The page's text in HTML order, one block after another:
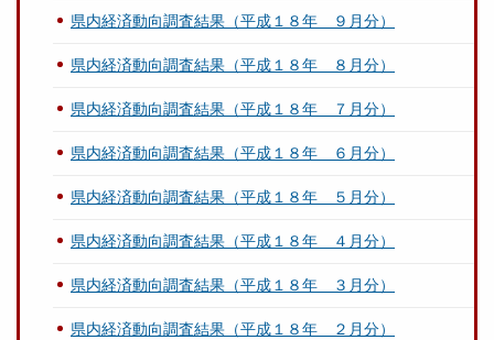
県内経済動向調査結果（平成１８年 ９月分）
県内経済動向調査結果（平成１８年 ８月分）
県内経済動向調査結果（平成１８年 ７月分）
県内経済動向調査結果（平成１８年 ６月分）
県内経済動向調査結果（平成１８年 ５月分）
県内経済動向調査結果（平成１８年 ４月分）
県内経済動向調査結果（平成１８年 ３月分）
県内経済動向調査結果（平成１８年 ２月分）